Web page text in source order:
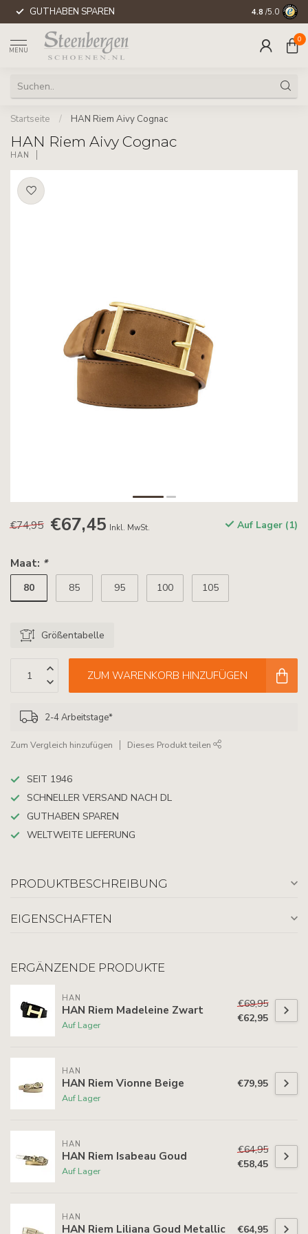
GUTHABEN SPAREN WELTWEITE
4.8 /5.0
MENU
0
Startseite / HAN Riem Aivy Cognac
HAN Riem Aivy Cognac
HAN
€74,95 €67,45 Inkl. MwSt. Auf Lager (1)
Maat: *
80 85 95 100 105
Größentabelle
ZUM WARENKORB HINZUFÜGEN
2-4 Arbeitstage*
Zum Vergleich hinzufügen Dieses Produkt teilen
SEIT 1946
SCHNELLER VERSAND NACH DL
GUTHABEN SPAREN
WELTWEITE LIEFERUNG
PRODUKTBESCHREIBUNG
EIGENSCHAFTEN
ERGÄNZENDE PRODUKTE
HAN
HAN Riem Madeleine Zwart
Auf Lager
€69,95
€62,95
HAN
HAN Riem Vionne Beige
Auf Lager
€79,95
HAN
HAN Riem Isabeau Goud
Auf Lager
€64,95
€58,45
HAN
HAN Riem Liliana Goud Metallic €64,95